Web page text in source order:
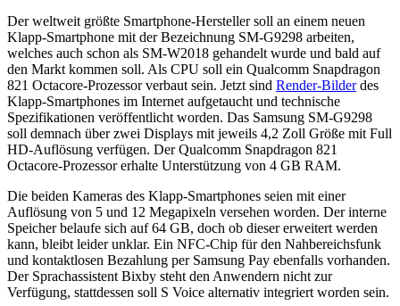
Der weltweit größte Smartphone-Hersteller soll an einem neuen
Klapp-Smartphone mit der Bezeichnung SM-G9298 arbeiten,
welches auch schon als SM-W2018 gehandelt wurde und bald auf
den Markt kommen soll. Als CPU soll ein Qualcomm Snapdragon
821 Octacore-Prozessor verbaut sein. Jetzt sind Render-Bilderdes
Klapp-Smartphones im Internet aufgetaucht und technische
Spezifikationen veröffentlicht worden. Das Samsung SM-G9298
soll demnach über zwei Displays mit jeweils 4,2 Zoll Größe mit Full
HD-Auflösung verfügen. Der Qualcomm Snapdragon 821
Octacore-Prozessor erhalte Unterstützung von 4 GB RAM.
Die beiden Kameras des Klapp-Smartphones seien mit einer
Auflösung von 5 und 12 Megapixeln versehen worden. Der interne
Speicher belaufe sich auf 64 GB, doch ob dieser erweitert werden
kann, bleibt leider unklar. Ein NFC-Chip für den Nahbereichsfunk
und kontaktlosen Bezahlung per Samsung Pay ebenfalls vorhanden.
Der Sprachassistent Bixby steht den Anwendern nicht zur
Verfügung, stattdessen soll S Voice alternativ integriert worden sein.